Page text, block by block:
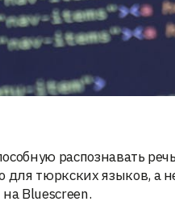
распознавать
тюркских языков, а
на Bluescreen.